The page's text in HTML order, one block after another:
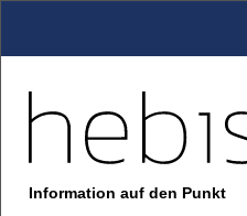
Information auf den Punkt